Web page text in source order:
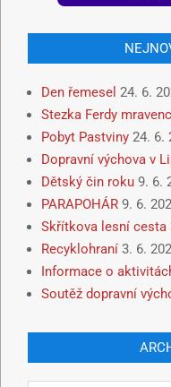
Den řemesel 24. 6.
Stezka Ferdy
Pobyt Pastviny 24. 6.
Dopravní výchova v
Dětský čin roku 9. 6.
PARAPOHÁR 9. 6.
Skřítkova lesní cesta
Recyklohraní 3. 6.
Informace o
Soutěž dopravní